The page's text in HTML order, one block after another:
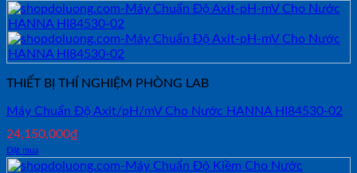
THIẾT BỊ THÍ NGHIỆM PHÒNG LAB
Máy Chuẩn Độ Axit/pH/mV Cho Nước HANNA HI84530-02
24,150,000₫
Đặt mua